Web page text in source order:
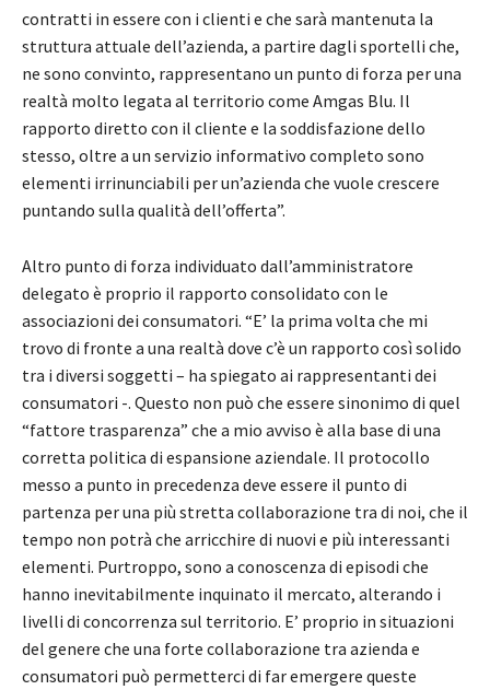
contratti in essere con i clienti e che sarà mantenuta la
struttura attuale dell’azienda, a partire dagli sportelli che,
ne sono convinto, rappresentano un punto di forza per una
realtà molto legata al territorio come Amgas Blu. Il
rapporto diretto con il cliente e la soddisfazione dello
stesso, oltre a un servizio informativo completo sono
elementi irrinunciabili per un’azienda che vuole crescere
puntando sulla qualità dell’offerta”.
Altro punto di forza individuato dall’amministratore
delegato è proprio il rapporto consolidato con le
associazioni dei consumatori. “E’ la prima volta che mi
trovo di fronte a una realtà dove c’è un rapporto così solido
tra i diversi soggetti – ha spiegato ai rappresentanti dei
consumatori -. Questo non può che essere sinonimo di quel
“fattore trasparenza” che a mio avviso è alla base di una
corretta politica di espansione aziendale. Il protocollo
messo a punto in precedenza deve essere il punto di
partenza per una più stretta collaborazione tra di noi, che il
tempo non potrà che arricchire di nuovi e più interessanti
elementi. Purtroppo, sono a conoscenza di episodi che
hanno inevitabilmente inquinato il mercato, alterando i
livelli di concorrenza sul territorio. E’ proprio in situazioni
del genere che una forte collaborazione tra azienda e
consumatori può permetterci di far emergere queste